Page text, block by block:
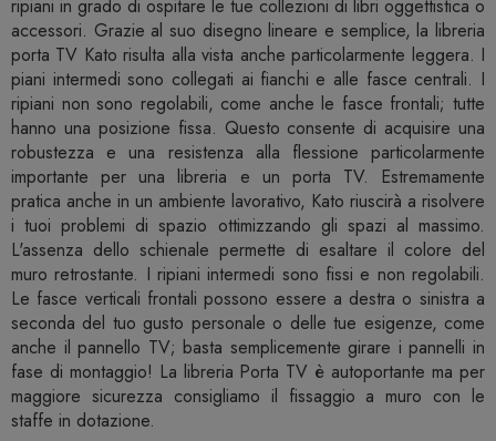
ripiani in grado di ospitare le tue collezioni di libri oggettistica o
accessori. Grazie al suo disegno lineare e semplice, la libreria
porta TV Kato risulta alla vista anche particolarmente leggera. I
piani intermedi sono collegati ai fianchi e alle fasce centrali. I
ripiani non sono regolabili, come anche le fasce frontali; tutte
hanno una posizione fissa. Questo consente di acquisire una
robustezza e una resistenza alla flessione particolarmente
importante per una libreria e un porta TV. Estremamente
pratica anche in un ambiente lavorativo, Kato riuscirà a risolvere
i tuoi problemi di spazio ottimizzando gli spazi al massimo.
L'assenza dello schienale permette di esaltare il colore del
muro retrostante. I ripiani intermedi sono fissi e non regolabili.
Le fasce verticali frontali possono essere a destra o sinistra a
seconda del tuo gusto personale o delle tue esigenze, come
anche il pannello TV; basta semplicemente girare i pannelli in
fase di montaggio! La libreria Porta TV è autoportante ma per
maggiore sicurezza consigliamo il fissaggio a muro con le
staffe in dotazione.